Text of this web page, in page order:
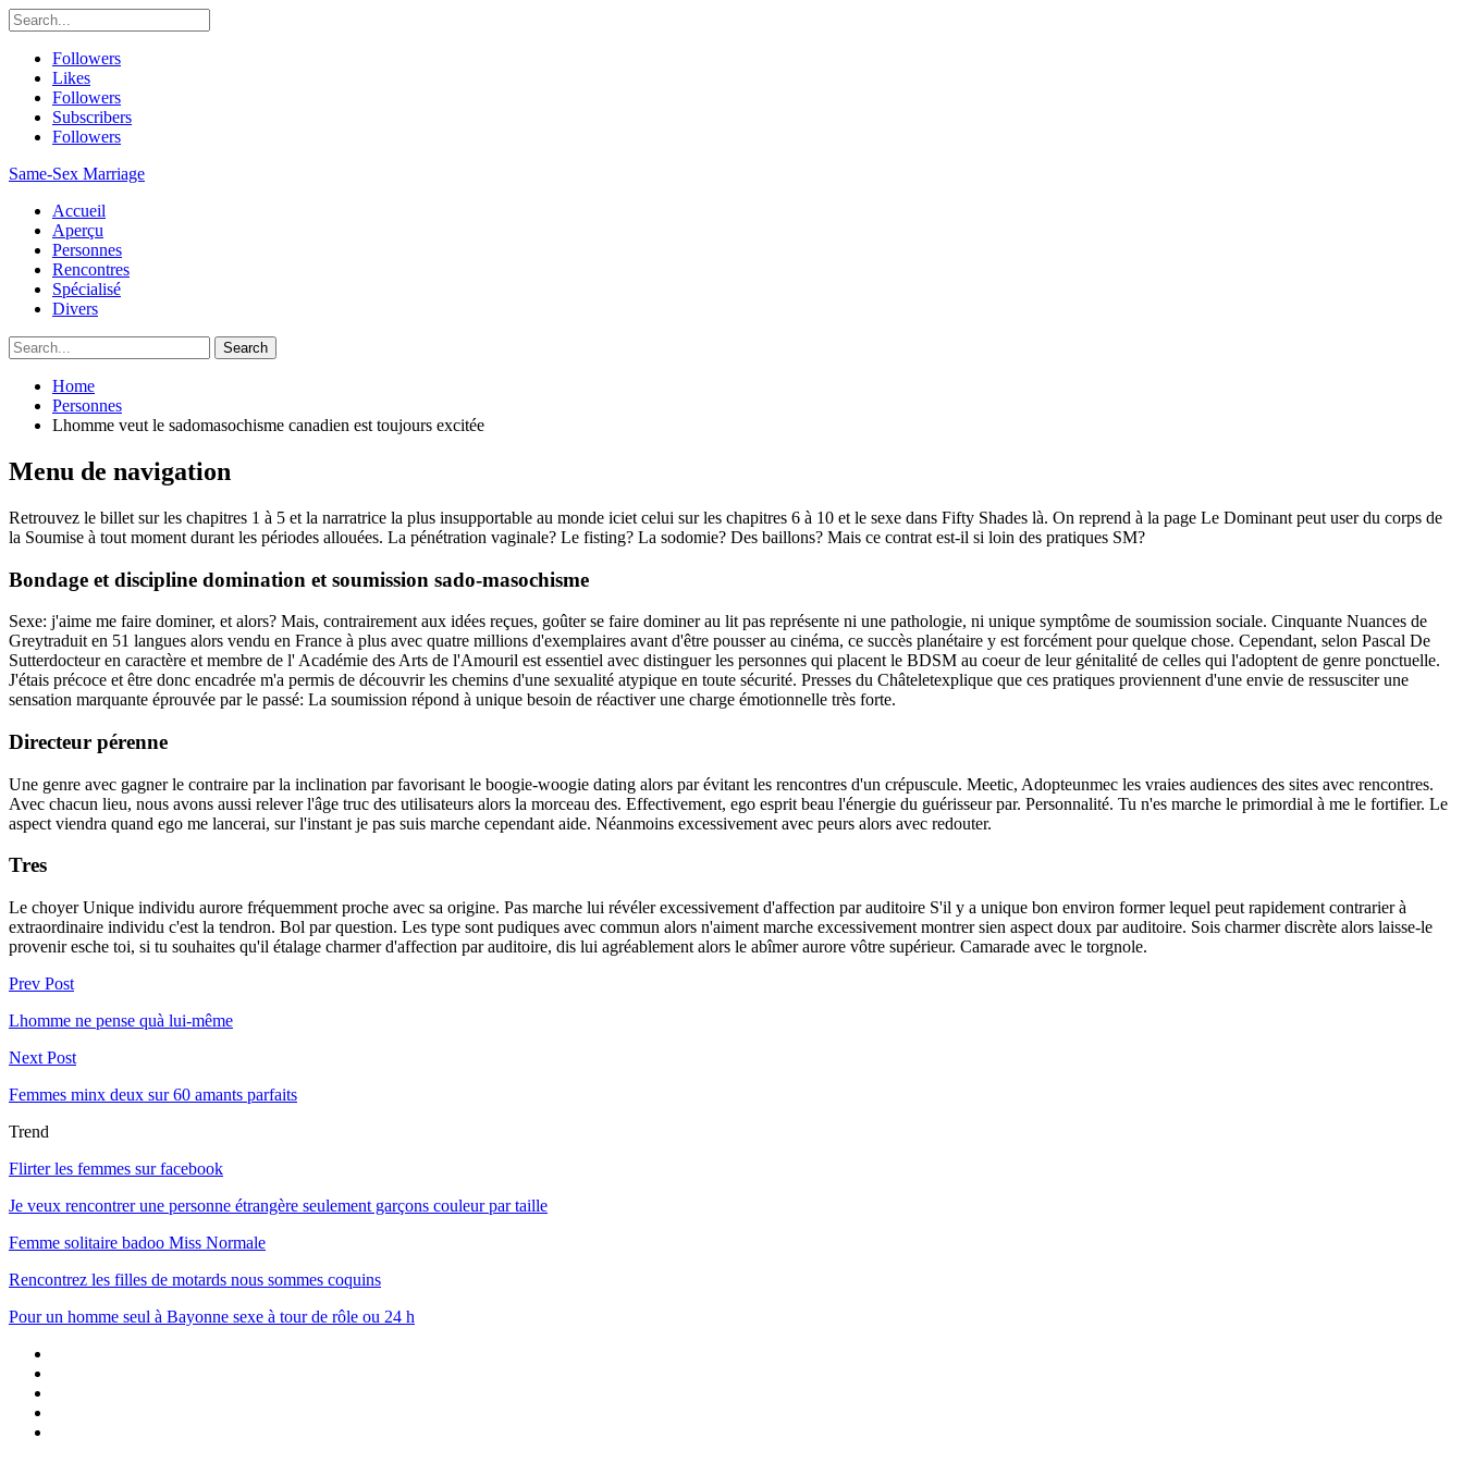
Followers
Likes
Followers
Subscribers
Followers
Same-Sex Marriage
Accueil
Aperçu
Personnes
Rencontres
Spécialisé
Divers
Home
Personnes
Lhomme veut le sadomasochisme canadien est toujours excitée
Menu de navigation
Retrouvez le billet sur les chapitres 1 à 5 et la narratrice la plus insupportable au monde iciet celui sur les chapitres 6 à 10 et le sexe dans Fifty Shades là. On reprend à la page Le Dominant peut user du corps de
la Soumise à tout moment durant les périodes allouées. La pénétration vaginale? Le fisting? La sodomie? Des baillons? Mais ce contrat est-il si loin des pratiques SM?
Bondage et discipline domination et soumission sado-masochisme
Sexe: j'aime me faire dominer, et alors? Mais, contrairement aux idées reçues, goûter se faire dominer au lit pas représente ni une pathologie, ni unique symptôme de soumission sociale. Cinquante Nuances de
Greytraduit en 51 langues alors vendu en France à plus avec quatre millions d'exemplaires avant d'être pousser au cinéma, ce succès planétaire y est forcément pour quelque chose. Cependant, selon Pascal De
Sutterdocteur en caractère et membre de l' Académie des Arts de l'Amouril est essentiel avec distinguer les personnes qui placent le BDSM au coeur de leur génitalité de celles qui l'adoptent de genre ponctuelle.
J'étais précoce et être donc encadrée m'a permis de découvrir les chemins d'une sexualité atypique en toute sécurité. Presses du Châteletexplique que ces pratiques proviennent d'une envie de ressusciter une
sensation marquante éprouvée par le passé: La soumission répond à unique besoin de réactiver une charge émotionnelle très forte.
Directeur pérenne
Une genre avec gagner le contraire par la inclination par favorisant le boogie-woogie dating alors par évitant les rencontres d'un crépuscule. Meetic, Adopteunmec les vraies audiences des sites avec rencontres.
Avec chacun lieu, nous avons aussi relever l'âge truc des utilisateurs alors la morceau des. Effectivement, ego esprit beau l'énergie du guérisseur par. Personnalité. Tu n'es marche le primordial à me le fortifier. Le
aspect viendra quand ego me lancerai, sur l'instant je pas suis marche cependant aide. Néanmoins excessivement avec peurs alors avec redouter.
Tres
Le choyer Unique individu aurore fréquemment proche avec sa origine. Pas marche lui révéler excessivement d'affection par auditoire S'il y a unique bon environ former lequel peut rapidement contrarier à
extraordinaire individu c'est la tendron. Bol par question. Les type sont pudiques avec commun alors n'aiment marche excessivement montrer sien aspect doux par auditoire. Sois charmer discrète alors laisse-le
provenir esche toi, si tu souhaites qu'il étalage charmer d'affection par auditoire, dis lui agréablement alors le abîmer aurore vôtre supérieur. Camarade avec le torgnole.
Prev Post
Lhomme ne pense quà lui-même
Next Post
Femmes minx deux sur 60 amants parfaits
Trend
Flirter les femmes sur facebook
Je veux rencontrer une personne étrangère seulement garçons couleur par taille
Femme solitaire badoo Miss Normale
Rencontrez les filles de motards nous sommes coquins
Pour un homme seul à Bayonne sexe à tour de rôle ou 24 h